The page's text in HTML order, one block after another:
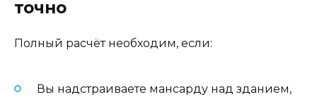
точно
Полный расчёт необходим, если:
Вы надстраиваете мансарду над зданием,